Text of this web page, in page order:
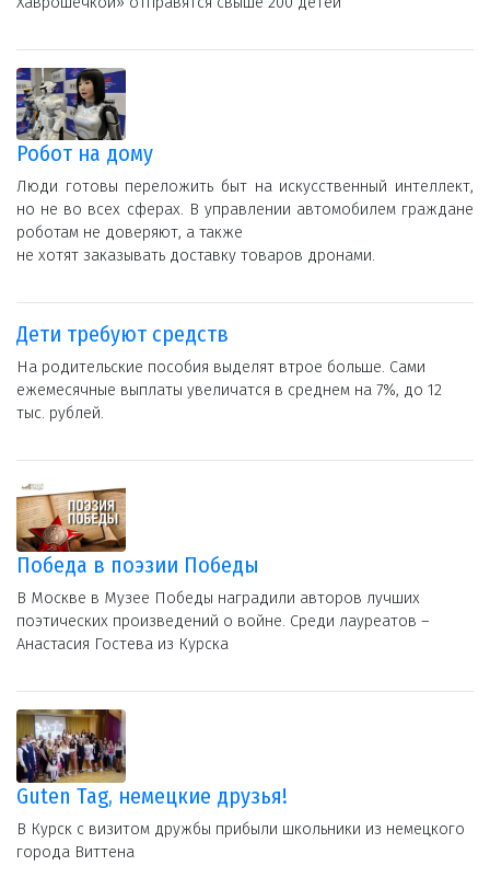
Робот на дому
Люди готовы переложить быт на искусственный интеллект,
но не во всех сферах. В управлении автомобилем граждане
роботам не доверяют, а также
не хотят заказывать доставку товаров дронами.
Дети требуют средств
На родительские пособия выделят втрое больше. Сами
ежемесячные выплаты увеличатся в среднем на 7%, до 12
тыс. рублей.
Победа в поэзии Победы
В Москве в Музее Победы наградили авторов лучших
поэтических произведений о войне. Среди лауреатов –
Анастасия Гостева из Курска
Guten Tag, немецкие друзья!
В Курск с визитом дружбы прибыли школьники из немецкого
города Виттена